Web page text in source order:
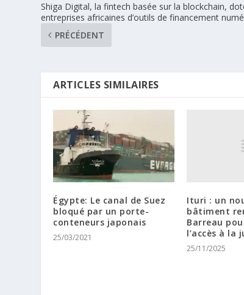
Shiga Digital, la fintech basée sur la blockchain,
entreprises africaines d’outils de financement
PRÉCÉDENT
ARTICLES SIMILAIRES
Égypte: Le canal de Suez
bloqué par un porte-
conteneurs japonais
25/03/2021
Ituri : un
bâtiment
Barreau
l’accès à la
25/11/2025